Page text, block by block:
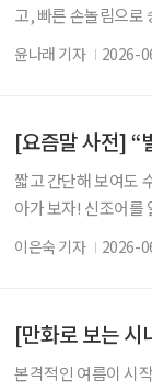
고, 빠른 손놀림으로
이머들 사이에서는
다”는 말이다. 빠른
윤나래 기자 2026-
[요즘말 사전] “
짧고 간단해 보여도
아가 보자! 신조어를
은 기운이 더해진다
듯’의 줄임말. 처음
이은숙 기자 2026-
[만화로 보는 시
본격적인 여름이 시